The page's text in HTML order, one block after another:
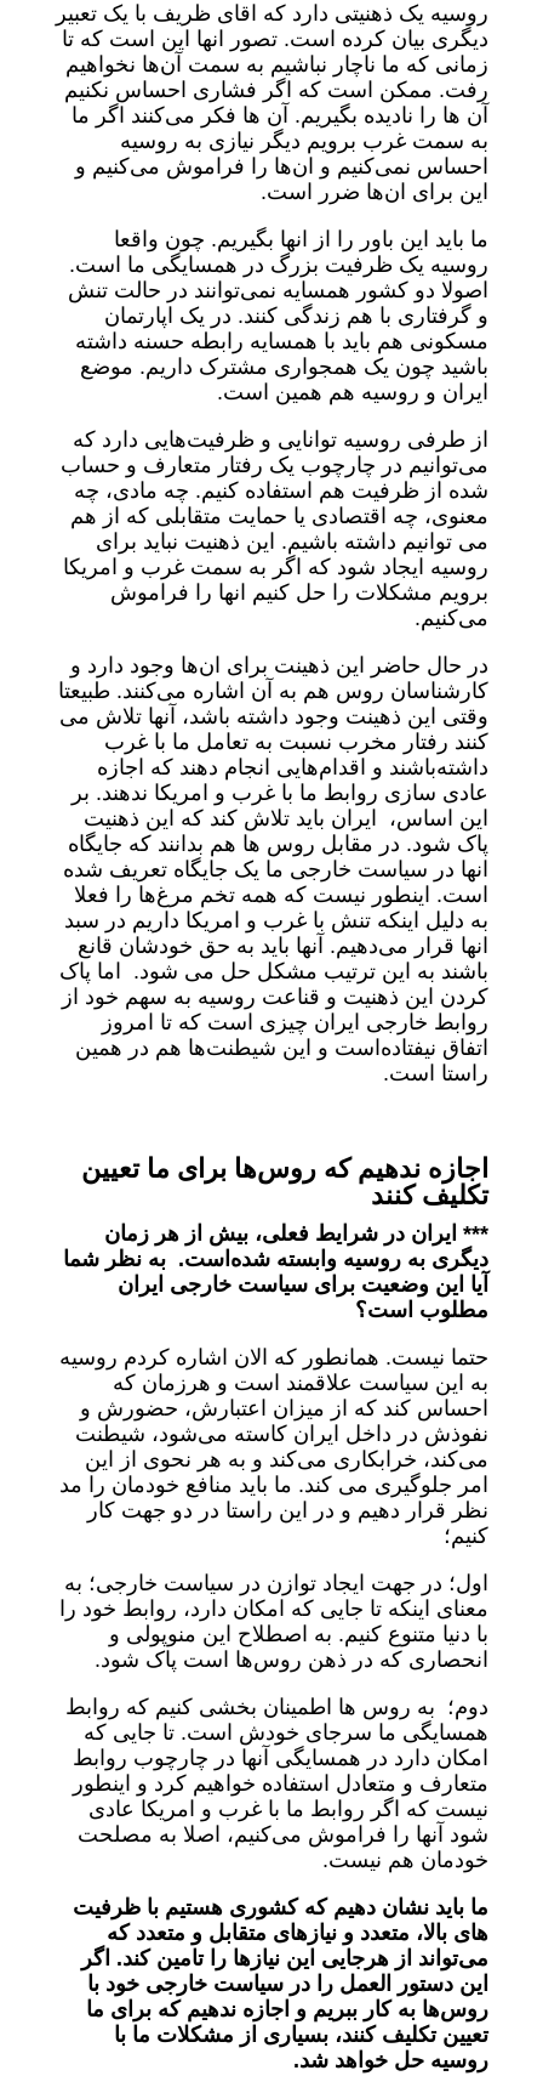
روسیه یک ذهنیتی دارد که اقای ظریف با یک تعبیر
دیگری بیان کرده است. تصور انها این است که تا
زمانی که ما ناچار نباشیم به سمت آن‌ها نخواهیم
رفت. ممکن است که اگر فشاری احساس نکنیم
آن ها را نادیده بگیریم. آن ها فکر می‌کنند اگر ما
به سمت غرب برویم دیگر نیازی به روسیه
احساس نمی‌کنیم و ان‌ها را فراموش می‌کنیم و
این برای ان‌ها ضرر است.
ما باید این باور را از انها بگیریم. چون واقعا
روسیه یک ظرفیت بزرگ در همسایگی ما است.
اصولا دو کشور همسایه نمی‌توانند در حالت تنش
و گرفتاری با هم زندگی کنند. در یک اپارتمان
مسکونی هم باید با همسایه رابطه حسنه داشته
باشید چون یک همجواری مشترک داریم. موضع
ایران و روسیه هم همین است.
از طرفی روسیه توانایی و ظرفیت‌هایی دارد که
می‌توانیم در چارچوب یک رفتار متعارف و حساب
شده از ظرفیت هم استفاده کنیم. چه مادی، چه
معنوی، چه اقتصادی یا حمایت متقابلی که از هم
می توانیم داشته باشیم. این ذهنیت نباید برای
روسیه ایجاد شود که اگر به سمت غرب و امریکا
برویم مشکلات را حل کنیم انها را فراموش
می‌کنیم.
در حال حاضر این ذهینت برای ان‌ها وجود دارد و
کارشناسان روس هم به آن اشاره می‌کنند. طبیعتا
وقتی این ذهینت وجود داشته باشد، آنها تلاش می
کنند رفتار مخرب نسبت به تعامل ما با غرب
داشته‌باشند و اقدام‌هایی انجام دهند که اجازه
عادی سازی روابط ما با غرب و امریکا ندهند. بر
این اساس، ایران باید تلاش کند که این ذهنیت
پاک شود. در مقابل روس ها هم بدانند که جایگاه
انها در سیاست خارجی ما یک جایگاه تعریف شده
است. اینطور نیست که همه تخم مرغ‌ها را فعلا
به دلیل اینکه تنش با غرب و امریکا داریم در سبد
انها قرار می‌دهیم. آنها باید به حق خودشان قانع
باشند به این ترتیب مشکل حل می شود. اما پاک
کردن این ذهنیت و قناعت روسیه به سهم خود از
روابط خارجی ایران چیزی است که تا امروز
اتفاق نیفتاده‌است و این شیطنت‌ها هم در همین
راستا است.
اجازه ندهیم که روس‌ها برای ما تعیین
تکلیف کنند
*** ایران در شرایط فعلی، بیش از هر زمان
دیگری به روسیه وابسته شده‌است. به نظر شما
آیا این وضعیت برای سیاست خارجی ایران
مطلوب است؟
حتما نیست. همانطور که الان اشاره کردم روسیه
به این سیاست علاقمند است و هرزمان که
احساس کند که از میزان اعتبارش، حضورش و
نفوذش در داخل ایران کاسته می‌شود، شیطنت
می‌کند، خرابکاری می‌کند و به هر نحوی از این
امر جلوگیری می کند. ما باید منافع خودمان را مد
نظر قرار دهیم و در این راستا در دو جهت کار
کنیم؛
اول؛ در جهت ایجاد توازن در سیاست خارجی؛ به
معنای اینکه تا جایی که امکان دارد، روابط خود را
با دنیا متنوع کنیم. به اصطلاح این منوپولی و
انحصاری که در ذهن روس‌ها است پاک شود.
دوم؛ به روس ها اطمینان بخشی کنیم که روابط
همسایگی ما سرجای خودش است. تا جایی که
امکان دارد در همسایگی آنها در چارچوب روابط
متعارف و متعادل استفاده خواهیم کرد و اینطور
نیست که اگر روابط ما با غرب و امریکا عادی
شود آنها را فراموش می‌کنیم، اصلا به مصلحت
خودمان هم نیست.
ما باید نشان دهیم که کشوری هستیم با ظرفیت
های بالا، متعدد و نیازهای متقابل و متعدد که
می‌تواند از هرجایی این نیازها را تامین کند. اگر
این دستور العمل را در سیاست خارجی خود با
روس‌ها به کار ببریم و اجازه ندهیم که برای ما
تعیین تکلیف کنند، بسیاری از مشکلات ما با
روسیه حل خواهد شد.